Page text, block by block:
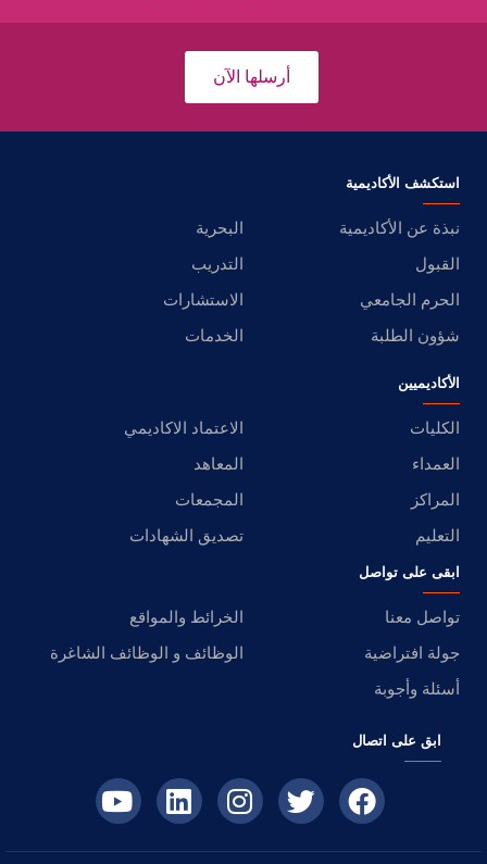
أرسلها الآن
استكشف الأكاديمية
نبذة عن الأكاديمية
البحرية
القبول
التدريب
الحرم الجامعي
الاستشارات
شؤون الطلبة
الخدمات
الأكاديميين
الكليات
الاعتماد الاكاديمي
العمداء
المعاهد
المراكز
المجمعات
التعليم
تصديق الشهادات
ابقى على تواصل
تواصل معنا
الخرائط والمواقع
جولة افتراضية
الوظائف و الوظائف الشاغرة
أسئلة وأجوبة
ابق على اتصال